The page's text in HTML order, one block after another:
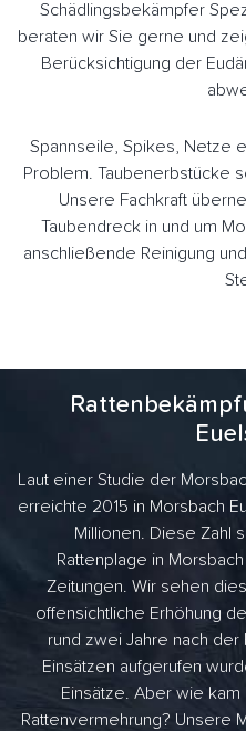
Schädlingsbekämpfer
beraten wir Sie gerne und
Berücksichtigung der
Spannseile, Spikes, Netze
Problem. Taubenerbstücke
Unsere Fachkraft
Taubendreck in und um
anschließende Reinigung
Laut einer Studie der
erreichte 2015 in Morsbach
Millionen. Diese Zahl
Rattenplage in
Zeitungen. Wir sehen
offensichtliche Erhöhung
rund zwei Jahre nach
Einsätzen aufgerufen
Einsätze. Aber wie
Rattenvermehrung? Unsere